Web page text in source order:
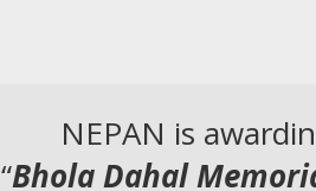
NEPAN is
“Bhola Dahal